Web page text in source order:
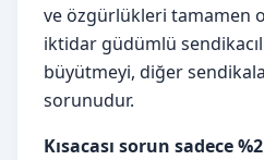
ve özgürlükleri tamamen
iktidar güdümlü
büyütmeyi, diğer
sorunudur.
Kısacası sorun sadece